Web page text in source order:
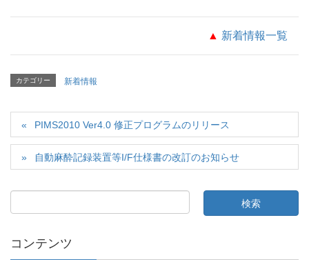
▲ 新着情報一覧
カテゴリー 新着情報
PIMS2010 Ver4.0 修正プログラムのリリース
自動麻酔記録装置等I/F仕様書の改訂のお知らせ
コンテンツ